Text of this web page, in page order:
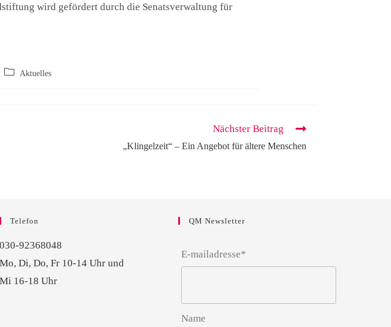
wird gefördert durch die Senatsverwaltung für
Aktuelles
Nächster Beitrag
„Klingelzeit“ – Ein Angebot für ältere Menschen
Telefon
030-92368048
Mo, Di, Do, Fr 10-14 Uhr und
Mi 16-18 Uhr
QM Newsletter
E-mailadresse*
Name